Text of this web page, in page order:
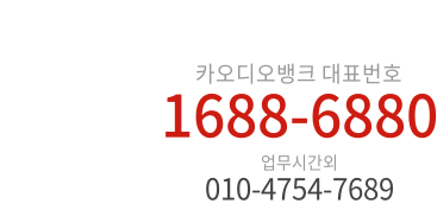
카오디오뱅크 대표번호
1688-6880
업무시간외
010-4754-7689